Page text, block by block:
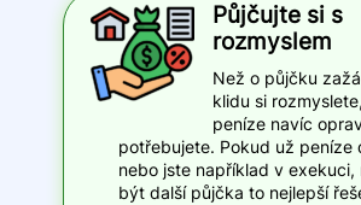
Půjčujte si s
rozmyslem
Než o půjčku
klidu si
peníze navíc
potřebujete. Pokud už peníze
nebo jste například v exekuci,
být další půjčka to nejlepší